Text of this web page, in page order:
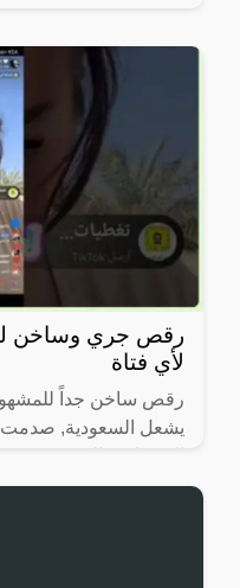
رقص جري وساخن
لأي فتاة
رقص ساخن جداً
يشعل السعودية, صدمت
رقصها والميكاج الذي